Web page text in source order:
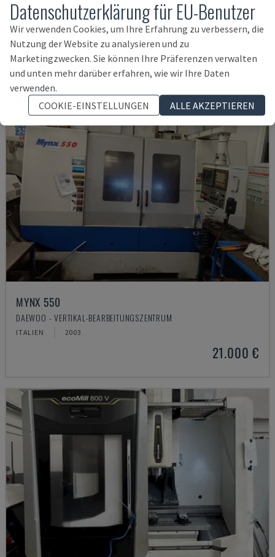
SPINNER - VERTIKAL-BEARBEITUNGSZENTRUM
DEUTSCHLAND 2021 6.000 STD
MYNX 550
DAEWOO - VERTIKAL-BEARBEITUNGSZENTRUM
ITALIEN 2003
21.000 €
Datenschutzerklärung für EU-Benutzer
Wir verwenden Cookies, um Ihre Erfahrung zu verbessern, die
Nutzung der Website zu analysieren und zu
Marketingzwecken. Sie können Ihre Präferenzen verwalten
und unten mehr darüber erfahren, wie wir Ihre Daten
verwenden.
COOKIE-EINSTELLUNGEN
ALLE AKZEPTIEREN